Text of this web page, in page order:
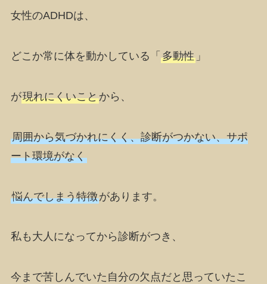
女性のADHDは、
どこか常に体を動かしている「 多動性」
が現れにくいことから、
周囲から気づかれにくく、診断がつかない、サポ
ート環境がなく
悩んでしまう特徴があります。
私も大人になってから診断がつき、
今まで苦しんでいた自分の欠点だと思っていたこ